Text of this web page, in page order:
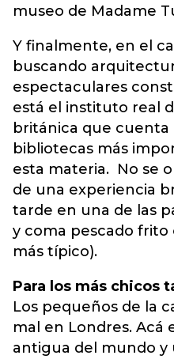
museo de Madame
Y finalmente, en el
buscando
espectaculares
está el instituto real
británica que cuenta
bibliotecas más
esta materia. No se
de una experiencia
tarde en una de las
y coma pescado frito
más típico).
Para los más chicos
Los pequeños de la
mal en Londres. Acá
antigua del mundo y